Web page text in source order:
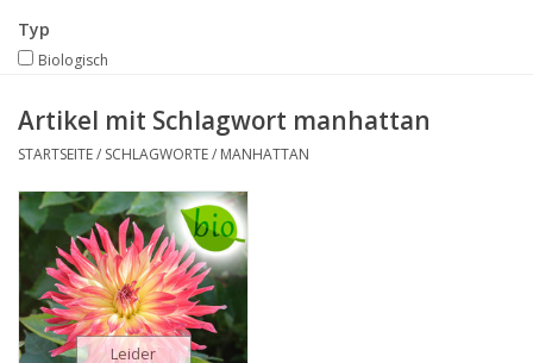
Neuigkeiten
Typ
Biologisch
Artikel mit Schlagwort manhattan
STARTSEITE/ SCHLAGWORTE/ MANHATTAN
Leider